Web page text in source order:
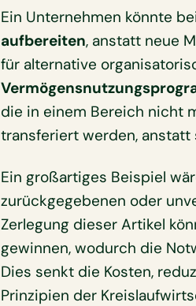
Ein Unternehmen könnte
aufbereiten, anstatt neue
für alternative
die in einem Bereich nicht
transferiert werden, anstatt
Ein großartiges Beispiel
zurückgegebenen oder
Zerlegung dieser Artikel
gewinnen, wodurch die
Dies senkt die Kosten,
Prinzipien der